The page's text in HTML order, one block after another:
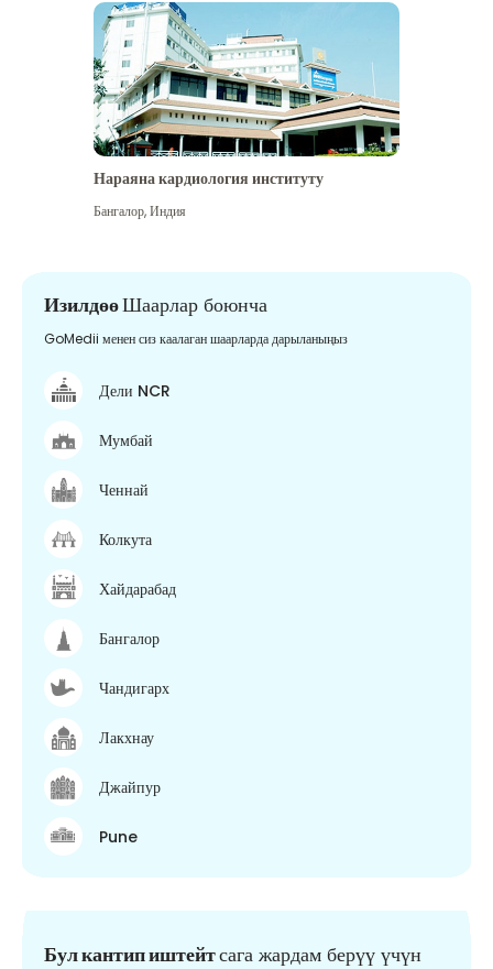
Нараяна кардиология институту
Бангалор,Индия
ИзилдөөШаарлар боюнча
GoMedii менен сиз каалаган шаарларда дарыланыңыз
Дели NCR
Мумбай
Ченнай
Колкута
Хайдарабад
Бангалор
Чандигарх
Лакхнау
Джайпур
Pune
Бул кантип иштейтсага жардам берүү үчүн